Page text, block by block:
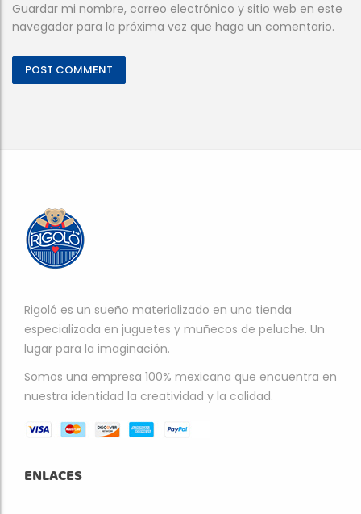
Guardar mi nombre, correo electrónico y sitio web en este
navegador para la próxima vez que haga un comentario.
Rigoló es un sueño materializado en una tienda
especializada en juguetes y muñecos de peluche. Un
lugar para la imaginación.
Somos una empresa 100% mexicana que encuentra en
nuestra identidad la creatividad y la calidad.
ENLACES